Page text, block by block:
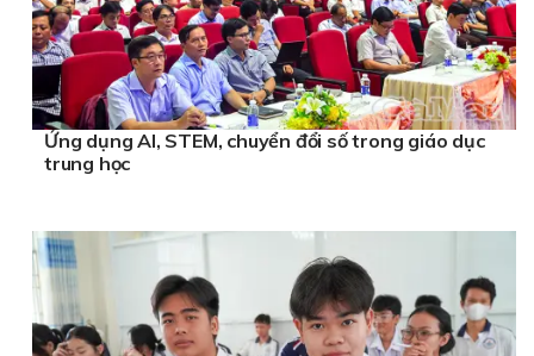
Ứng dụng AI, STEM, chuyển đổi số trong giáo dục
trung học